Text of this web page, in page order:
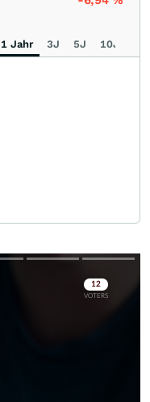
1 Jahr 3J 5J 10J
Skip